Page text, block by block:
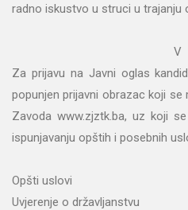
radno iskustvo u struci u trajanju
V
Za prijavu na Javni oglas
popunjen prijavni obrazac koji
Zavoda www.zjztk.ba, uz koji
ispunjavanju opštih i posebnih
Opšti uslovi
Uvjerenje o državljanstvu